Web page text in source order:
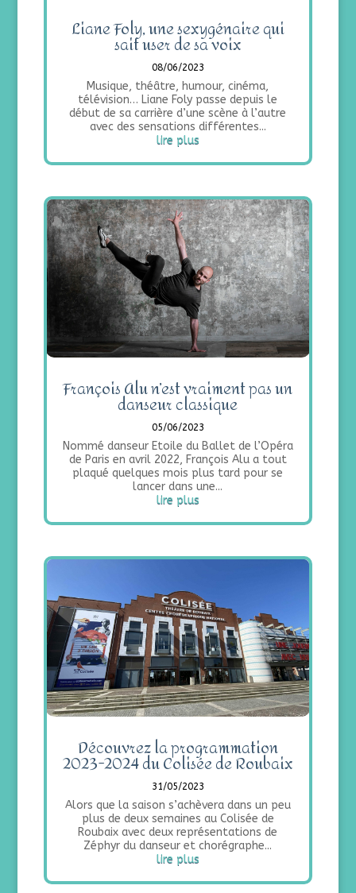
Liane Foly, une sexygénaire qui
sait user de sa voix
08/06/2023
Musique, théâtre, humour, cinéma,
télévision… Liane Foly passe depuis le
début de sa carrière d’une scène à l’autre
avec des sensations différentes...
lire plus
François Alu n’est vraiment pas un
danseur classique
05/06/2023
Nommé danseur Etoile du Ballet de l’Opéra
de Paris en avril 2022, François Alu a tout
plaqué quelques mois plus tard pour se
lancer dans une...
lire plus
Découvrez la programmation
2023-2024 du Colisée de Roubaix
31/05/2023
Alors que la saison s’achèvera dans un peu
plus de deux semaines au Colisée de
Roubaix avec deux représentations de
Zéphyr du danseur et chorégraphe...
lire plus